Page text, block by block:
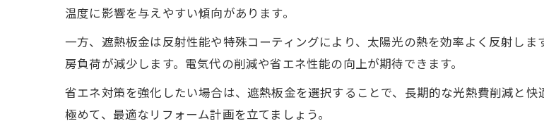
遮熱と断熱を組み合わせたリフ
遮熱リフォーム後のメンテナン
温度に影響を与えやすい傾向があります。
一方、遮熱板金は反射性能や特殊コーティングにより、太陽光の熱を効率よく反射し
房負荷が減少します。電気代の削減や省エネ性能の向上が期待できます。
省エネ対策を強化したい場合は、遮熱板金を選択することで、長期的な光熱費削減と
極めて、最適なリフォーム計画を立てましょう。